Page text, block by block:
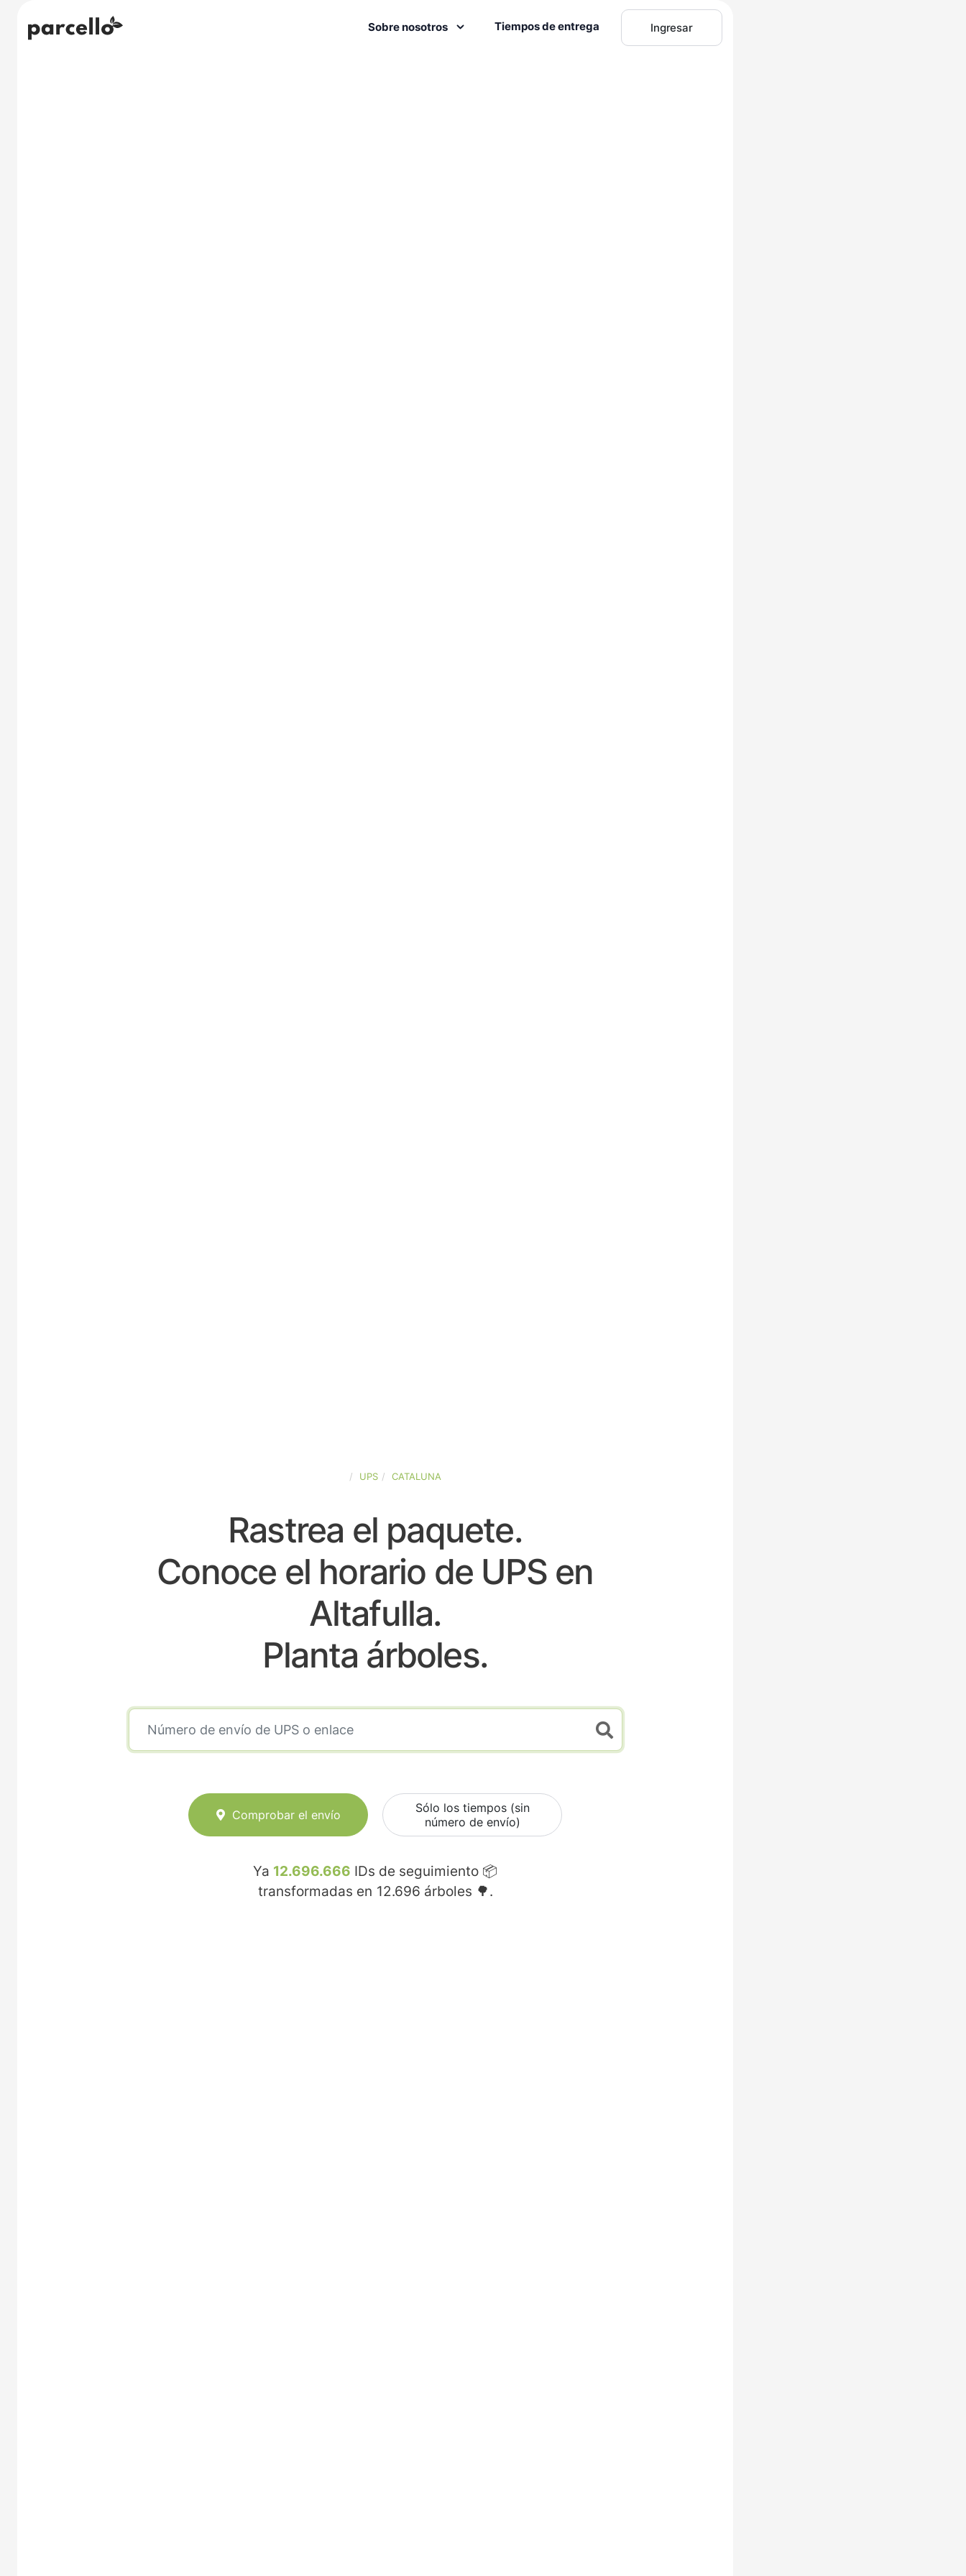
Sobre nosotros Tiempos de entrega Ingresar
UPS CATALUNA
Rastrea el paquete.
Conoce el horario de UPS en
Altafulla.
Planta árboles.
Comprobar el envío
Sólo los tiempos (sin
número de envío)
Ya 12.696.666 IDs de seguimiento 📦
transformadas en 12.696 árboles 🌳.